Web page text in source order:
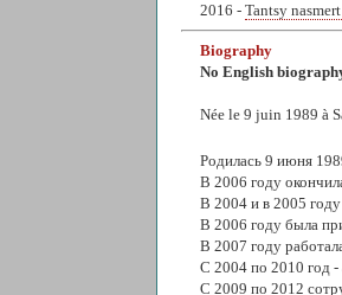
2016 - Tantsy nasmert
Biography
No English
Née le 9 juin 1989 à
Родилась 9 июня
В 2006 году
В 2004 и в 2005
В 2006 году была
В 2007 году
С 2004 по 2010 год -
С 2009 по 2012